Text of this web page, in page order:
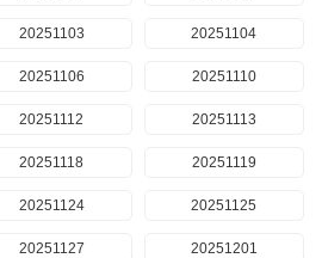
20251103 20251104
20251106 20251110
20251112 20251113
20251118 20251119
20251124 20251125
20251127 20251201